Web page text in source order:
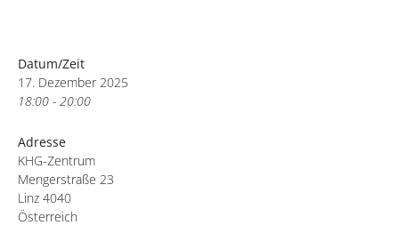
Datum/Zeit
17. Dezember 2025
18:00 - 20:00
Adresse
KHG-Zentrum
Mengerstraße 23
Linz 4040
Österreich